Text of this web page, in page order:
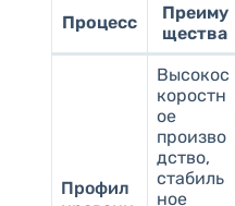
Процесс
Преиму
щества
Профил
Высокос
коростн
ое
произво
дство,
стабиль
ное